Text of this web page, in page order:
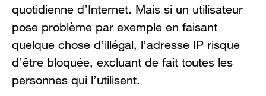
quotidienne d’Internet. Mais si un utilisateur
pose problème par exemple en faisant
quelque chose d’illégal, l’adresse IP risque
d’être bloquée, excluant de fait toutes les
personnes qui l’utilisent.